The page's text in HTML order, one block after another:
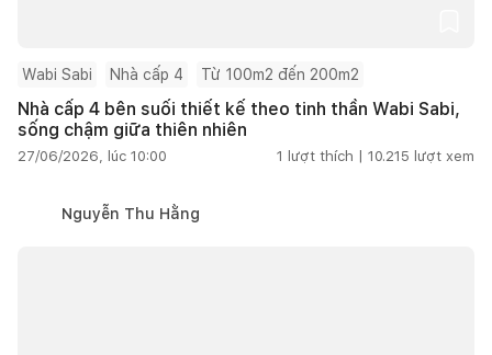
Wabi Sabi Nhà cấp 4 Từ 100m2 đến 200m2
Nhà cấp 4 bên suối thiết kế theo tinh thần Wabi Sabi,
sống chậm giữa thiên nhiên
27/06/2026, lúc 10:00 1 lượt thích | 10.215 lượt xem
Nguyễn Thu Hằng